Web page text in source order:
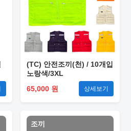
(TC) 안전조끼(천) / 10개입
노랑색/3XL
65,000 원
상세보기
조끼